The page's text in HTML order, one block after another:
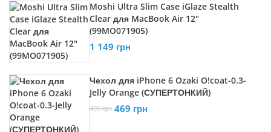
Moshi Ultra Slim Case iGlaze Stealth
Clear для MacBook Air 12"
(99MO071905)
1 149 грн
Чехол для iPhone 6 Ozaki O!coat-0.3-
Jelly Orange (СУПЕРТОНКИЙ)
499 грн 469 грн